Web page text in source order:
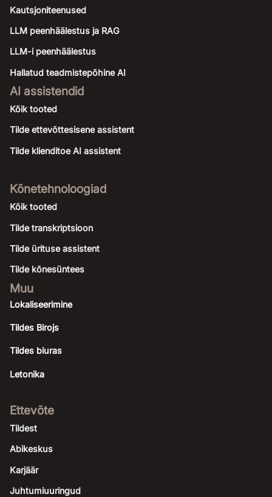
Kautsjoniteenused
LLM peenhäälestus ja RAG
LLM-i peenhäälestus
Hallatud teadmistepõhine AI
AI assistendid
Kõik tooted
Tilde ettevõttesisene assistent
Tilde klienditoe AI assistent
Kõnetehnoloogiad
Kõik tooted
Tilde transkriptsioon
Tilde ürituse assistent
Tilde kõnesüntees
Muu
Lokaliseerimine
Tildes Birojs
Tildes biuras
Letonika
Ettevõte
Tildest
Abikeskus
Karjäär
Juhtumiuuringud